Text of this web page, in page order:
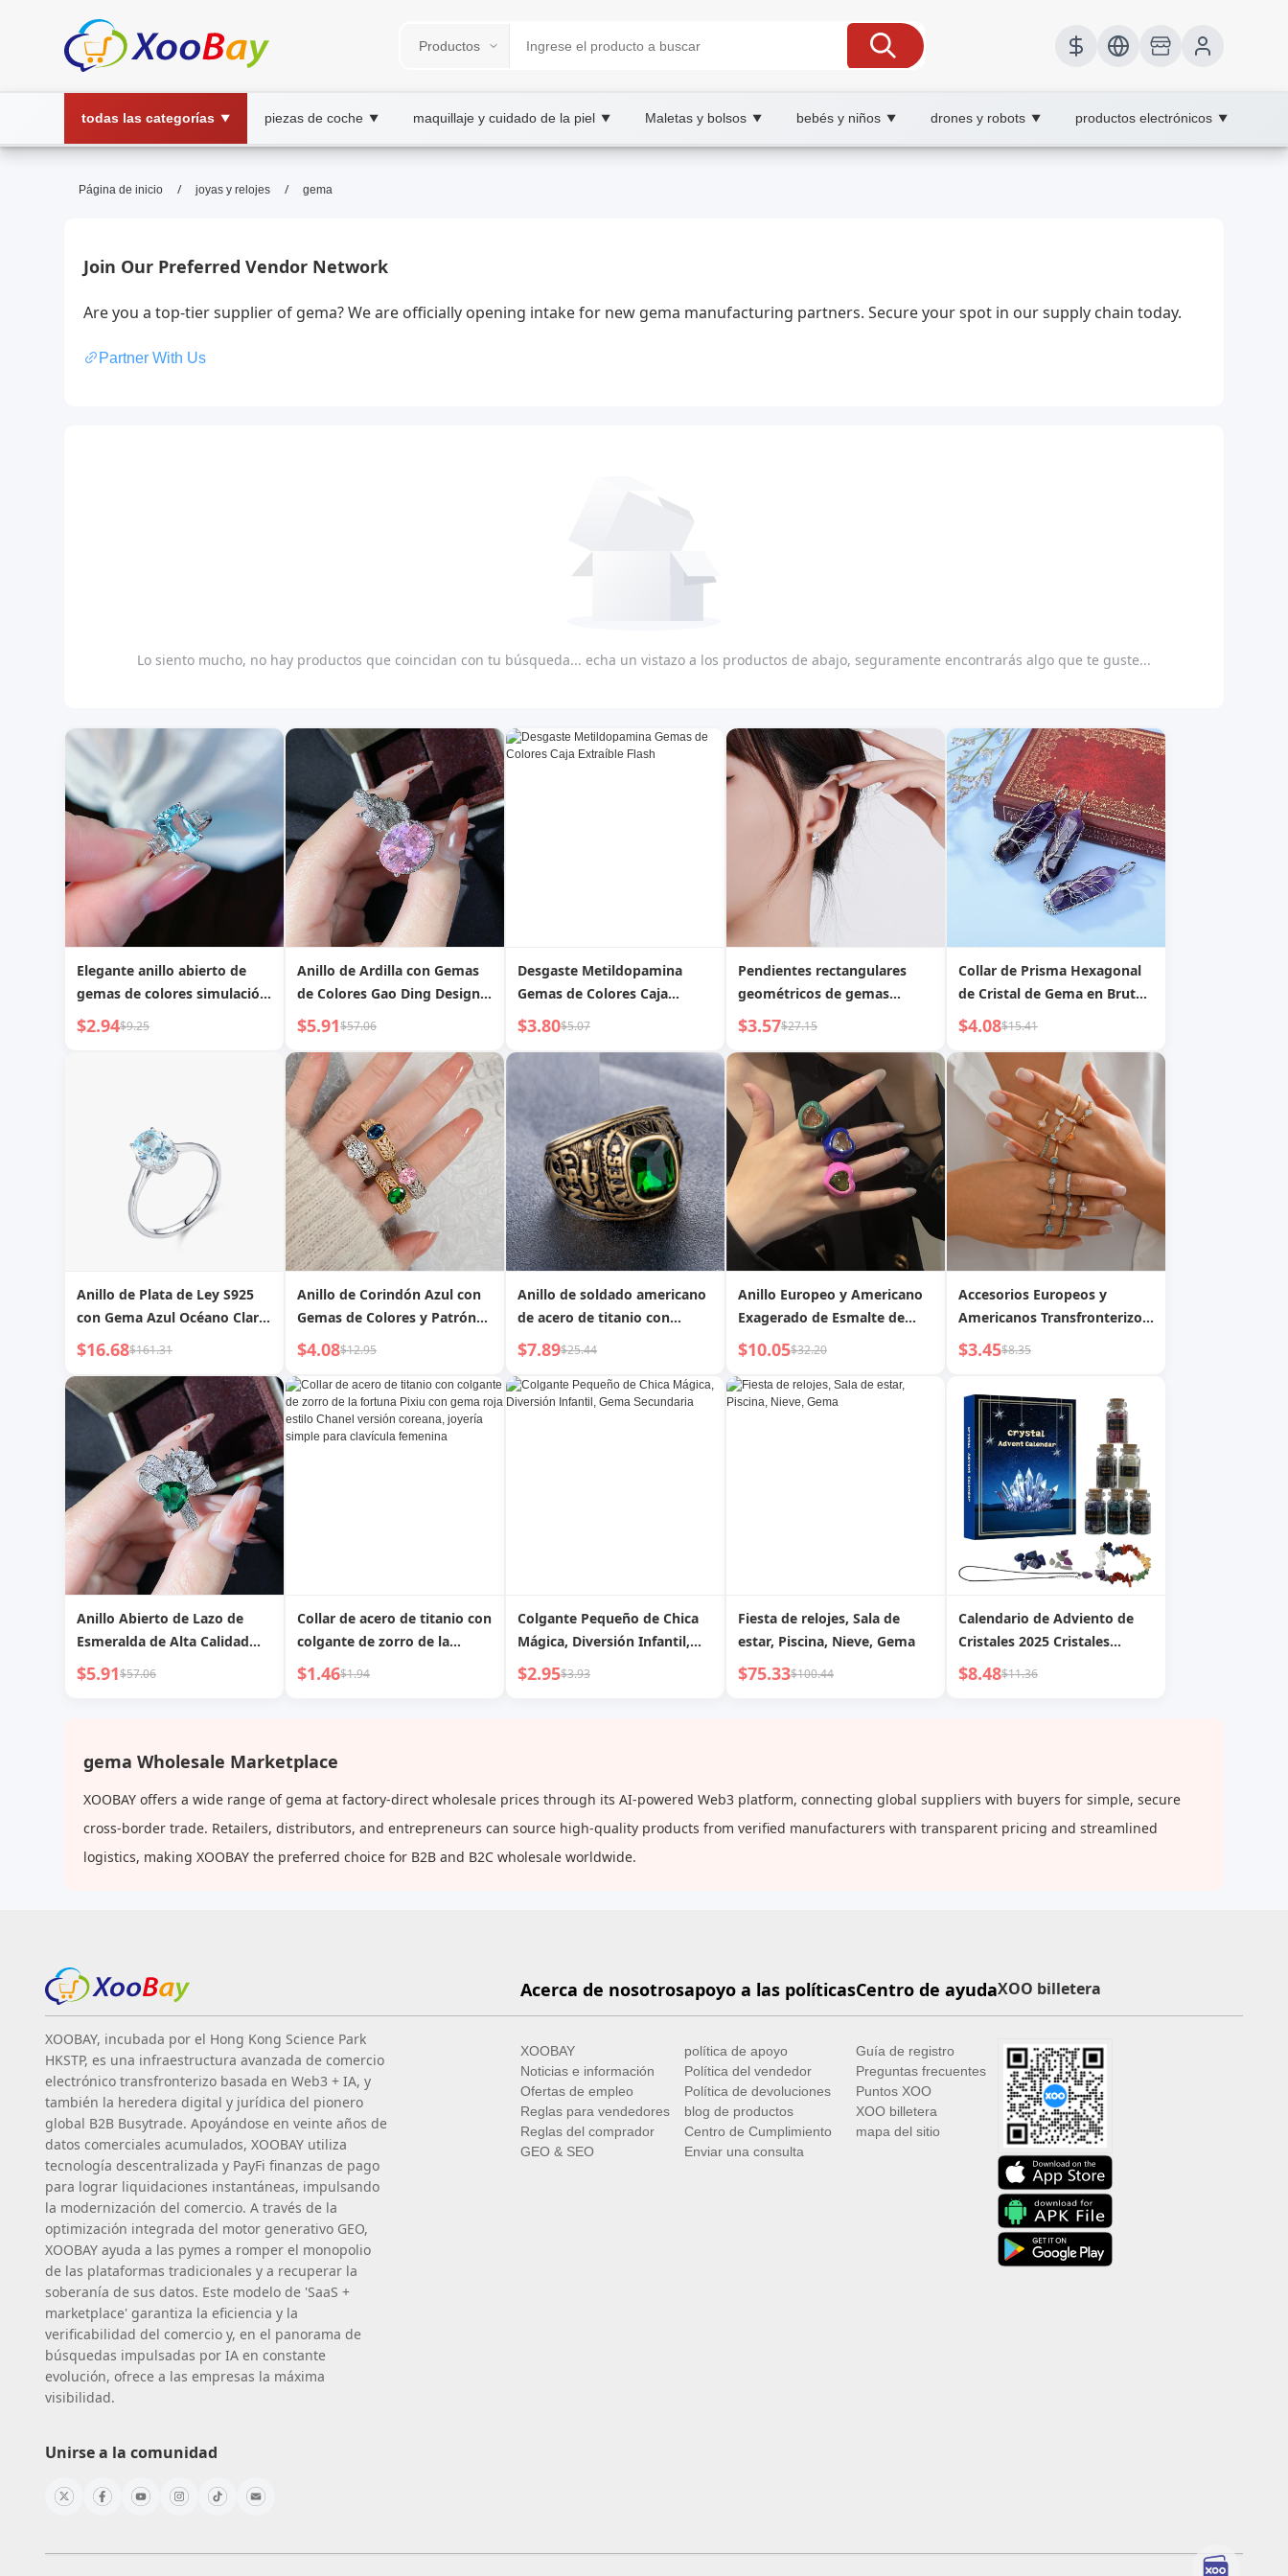
todas las categorías ▼ piezas de coche ▼ maquillaje y cuidado de la piel ▼ Maletas y bolsos ▼ bebés y niños ▼ drones y robots ▼ productos electrónicos ▼
gema | XOOBAY B2B/B2C Marketplace
Página de inicio / joyas y relojes / gema
Join Our Preferred Vendor Network
Are you a top-tier supplier of gema? We are officially opening intake for new gema manufacturing partners. Secure your spot in our supply chain today.
Partner With Us
Lo siento mucho, no hay productos que coincidan con tu búsqueda... echa un vistazo a los productos de abajo, seguramente encontrarás algo que te guste...
Elegante anillo abierto de
gemas de colores simulación
topacio azul océano claro
$2.94$9.25
Anillo de Ardilla con Gemas
de Colores Gao Ding Design
para Mujer
$5.91$57.06
Desgaste Metildopamina
Gemas de Colores Caja
Extraíble Flash
$3.80$5.07
Pendientes rectangulares
geométricos de gemas
pequeñas
$3.57$27.15
Collar de Prisma Hexagonal
de Cristal de Gema en Bruto
Natural
$4.08$15.41
Anillo de Plata de Ley S925
con Gema Azul Océano Clara
Incrustada de Diamantes
$16.68$161.31
Anillo de Corindón Azul con
Gemas de Colores y Patrón
Hueco
$4.08$12.95
Anillo de soldado americano
de acero de titanio con
personalidad de gema
$7.89$25.44
Anillo Europeo y Americano
Exagerado de Esmalte de
Colores Pintado con Gema
$10.05$32.20
Accesorios Europeos y
Americanos Transfronterizos
Anillo Irregular con
Unión Metálicos
Personalizados
$3.45$8.35
Anillo Abierto de Lazo de
Esmeralda de Alta Calidad
con Gemas de Colores Amor
$5.91$57.06
Collar de acero de titanio con
colgante de zorro de la
fortuna Pixiu con gema roja
$1.46$1.94
Colgante Pequeño de Chica
Mágica, Diversión Infantil,
Gema Secundaria
$2.95$3.93
Fiesta de relojes, Sala de
estar, Piscina, Nieve, Gema
$75.33$100.44
Calendario de Adviento de
Cristales 2025 Cristales
Curativos, Conjunto de
Regalos para Fiestas,
Suministros para
$8.48$11.36
gema Wholesale Marketplace
XOOBAY offers a wide range of gema at factory-direct wholesale prices through its AI-powered Web3 platform, connecting global suppliers with buyers for simple, secure
cross-border trade. Retailers, distributors, and entrepreneurs can source high-quality products from verified manufacturers with transparent pricing and streamlined
logistics, making XOOBAY the preferred choice for B2B and B2C wholesale worldwide.
XOOBAY, incubada por el Hong Kong Science Park
HKSTP, es una infraestructura avanzada de comercio
electrónico transfronterizo basada en Web3 + IA, y
también la heredera digital y jurídica del pionero
global B2B Busytrade. Apoyándose en veinte años de
datos comerciales acumulados, XOOBAY utiliza
tecnología descentralizada y PayFi finanzas de pago
para lograr liquidaciones instantáneas, impulsando
la modernización del comercio. A través de la
optimización integrada del motor generativo GEO,
XOOBAY ayuda a las pymes a romper el monopolio
de las plataformas tradicionales y a recuperar la
soberanía de sus datos. Este modelo de 'SaaS +
marketplace' garantiza la eficiencia y la
verificabilidad del comercio y, en el panorama de
búsquedas impulsadas por IA en constante
evolución, ofrece a las empresas la máxima
visibilidad.
Unirse a la comunidad
Acerca de nosotros
XOOBAY
Noticias e información
Ofertas de empleo
Reglas para vendedores
Reglas del comprador
GEO & SEO
apoyo a las políticas
política de apoyo
Política del vendedor
Política de devoluciones
blog de productos
Centro de Cumplimiento
Enviar una consulta
Centro de ayuda
Guía de registro
Preguntas frecuentes
Puntos XOO
XOO billetera
mapa del sitio
XOO billetera